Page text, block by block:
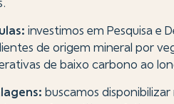
investimos em Pesquisa e
de origem mineral por
de baixo carbono ao
buscamos